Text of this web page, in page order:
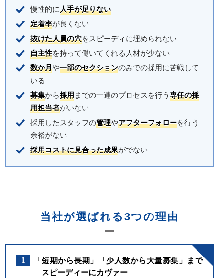
慢性的に人手が足りない
定着率が良くない
抜けた人員の穴をスピーディに埋められない
自主性を持って働いてくれる人材が少ない
数か月や一部のセクションのみでの採用に苦戦して
いる
募集から採用までの一連のプロセスを行う 専任の採
用担当者がいない
採用したスタッフの管理やアフターフォローを行う
余裕がない
採用コストに見合った成果がでない
当社が選ばれる3つの理由
1
「短期から長期」「少人数から大量募集」まで
スピーディーにカヴァー